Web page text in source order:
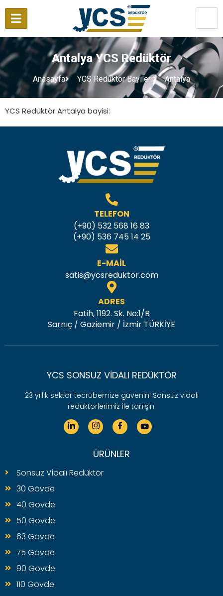
Antalya YCS Redüktör
Anasayfa YCS Redüktör Bayileri Antalya
YCS Redüktör Antalya bayisi:
TELEFON
(+90) 532 568 16 83
(+90) 536 745 14 25
E-MAIL
satis@ycsreduktor.com
ADRES
Fatih, 1192. Sk. No:1/B
Sarnıç / Gaziemir / İzmir TÜRKİYE
YCS SONSUZ VIDALI REDÜKTÖR
23 yıllık sektör tecrübemize güvenin! Sonsuz vidalı
redüktörlerimiz ile tanışın.
ÜRÜNLER
Sonsuz Vidalı Redüktör
30 Gövde
40 Gövde
50 Gövde
63 Gövde
75 Gövde
90 Gövde
110 Gövde